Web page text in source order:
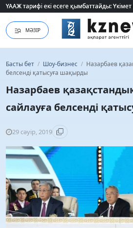
ҮААЖ тарифі екі есеге қымбаттайды:
ҮААЖ тарифі екі есеге қымбаттайды:
МӘЗІР
Басты бет / Шоу-бизнес / Назарбаев
белсенді қатысуға шақырды
Назарбаев
сайлауға белсенді
29 сәуір, 2019